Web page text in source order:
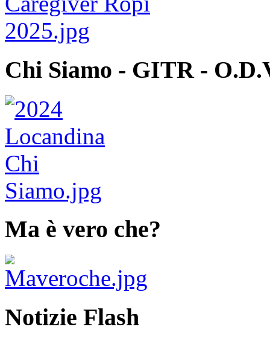
Chi Siamo - GITR -
Ma è vero che?
Notizie Flash